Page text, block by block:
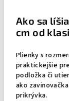
Ako sa
cm od
Plienky s
praktickejšie
podložka či
ako
prikrývka.